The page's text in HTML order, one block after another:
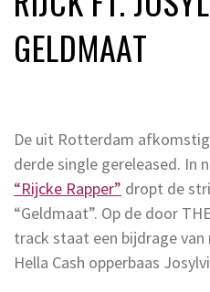
GELDMAAT
De uit Rotterdam
derde single gereleased. In
“Rijcke Rapper” dropt de
“Geldmaat”. Op de door
track staat een bijdrage
Hella Cash opperbaas